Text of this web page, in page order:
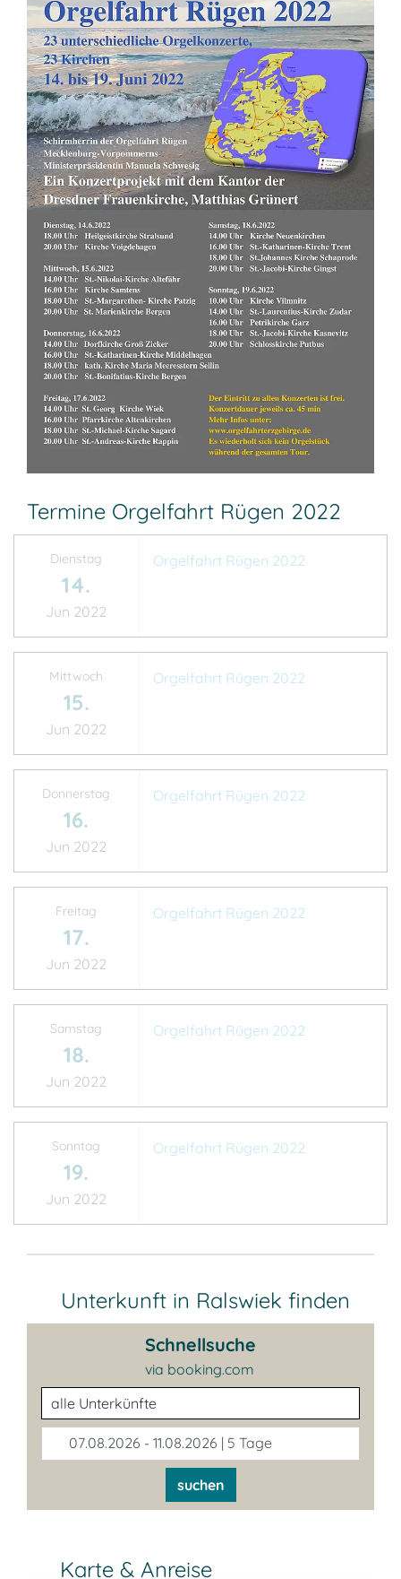
Termine Orgelfahrt Rügen 2022
Dienstag
14.
Jun 2022
Orgelfahrt Rügen 2022
Mittwoch
15.
Jun 2022
Orgelfahrt Rügen 2022
Donnerstag
16.
Jun 2022
Orgelfahrt Rügen 2022
Freitag
17.
Jun 2022
Orgelfahrt Rügen 2022
Samstag
18.
Jun 2022
Orgelfahrt Rügen 2022
Sonntag
19.
Jun 2022
Orgelfahrt Rügen 2022
Unterkunft in Ralswiek finden
Schnellsuche
via booking.com
Unterkunftsart
07.08.2026 - 11.08.2026 | 5 Tage
suchen
Karte & Anreise